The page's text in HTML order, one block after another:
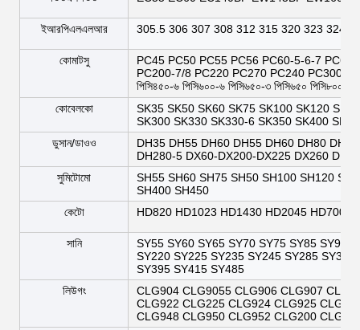
ইআরপিএলএলআর 305.5 306 307 308 312 315 320 323 324
কোমাটসু
PC45 PC50 PC55 PC56 PC60-5-6-7
PC200-7/8 PC220 PC270 PC240 PC300-
পিসি৪৫০-৬ পিসি৬০০-৬ পিসি৬৫০-৩ পিসি৬৫০ পিসি৮০০
কোবেলকো
SK35 SK50 SK60 SK75 SK100 SK120
SK300 SK330 SK330-6 SK350 SK400
ডুসান/ডাওও
DH35 DH55 DH60 DH55 DH60 DH80
DH280-5 DX60-DX200-DX225 DX260
সুমিটোমো
SH55 SH60 SH75 SH50 SH100 SH120
SH400 SH450
কেটো
HD820 HD1023 HD1430 HD2045 HD700
সানি
SY55 SY60 SY65 SY70 SY75 SY85 SY95
SY220 SY225 SY235 SY245 SY285 SY305
SY395 SY415 SY485
লিউগং
CLG904 CLG9055 CLG906 CLG907
CLG922 CLG225 CLG924 CLG925
CLG948 CLG950 CLG952 CLG200